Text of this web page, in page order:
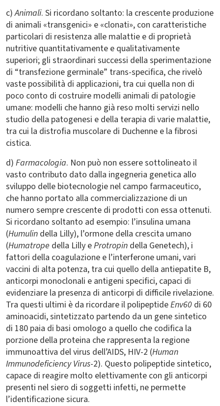
c)Animali. Si ricordano soltanto: la crescente produzione
di animali «transgenici» e «clonati», con caratteristiche
particolari di resistenza alle malattie e di proprietà
nutritive quantitativamente e qualitativamente
superiori; gli straordinari successi della sperimentazione
di “transfezione germinale” trans-specifica, che rivelò
vaste possibilità di applicazioni, tra cui quella non di
poco conto di costruire modelli animali di patologie
umane: modelli che hanno già reso molti servizi nello
studio della patogenesi e della terapia di varie malattie,
tra cui la distrofia muscolare di Duchenne e la fibrosi
cistica.
d) Farmacologia. Non può non essere sottolineato il
vasto contributo dato dalla ingegneria genetica allo
sviluppo delle biotecnologie nel campo farmaceutico,
che hanno portato alla commercializzazione di un
numero sempre crescente di prodotti con essa ottenuti.
Si ricordano soltanto ad esempio: l’insulina umana
(Humulin della Lilly), l’ormone della crescita umano
(Humatrope della Lilly eProtropin della Genetech), i
fattori della coagulazione e l’interferone umani, vari
vaccini di alta potenza, tra cui quello della antiepatite B,
anticorpi monoclonali e antigeni specifici, capaci di
evidenziare la presenza di anticorpi di difficile rivelazione.
Tra questi ultimi è da ricordare il polipeptideEnv60 di 60
aminoacidi, sintetizzato partendo da un gene sintetico
di 180 paia di basi omologo a quello che codifica la
porzione della proteina che rappresenta la regione
immunoattiva del virus dell’AIDS, HIV-2 (Human
Immunodeficiency Virus-2). Questo polipeptide sintetico,
capace di reagire molto elettivamente con gli anticorpi
presenti nel siero di soggetti infetti, ne permette
l’identificazione sicura.